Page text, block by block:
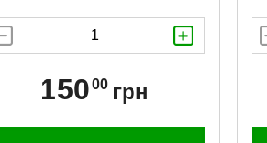
15000 грн